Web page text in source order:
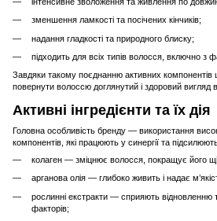
зменшення ламкості та посічених кінчиків;
надання гладкості та природного блиску;
підходить для всіх типів волосся, включно з
Завдяки такому поєднанню активних
повернути волоссю доглянутий і здоровий вигляд
Активні інгредієнти та їх дія
Головна особливість бренду — використання
компонентів, які працюють у синергії та
колаген — зміцнює волосся, покращує його
арганова олія — глибоко живить і надає
рослинні екстракти — сприяють відновленню
факторів;